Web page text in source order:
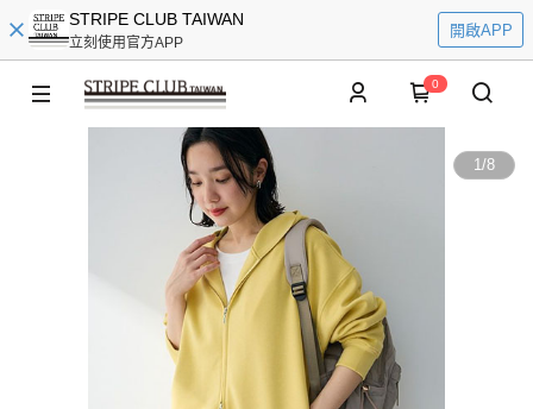
STRIPE CLUB TAIWAN
立刻使用官方APP
開啟APP
0
1/8